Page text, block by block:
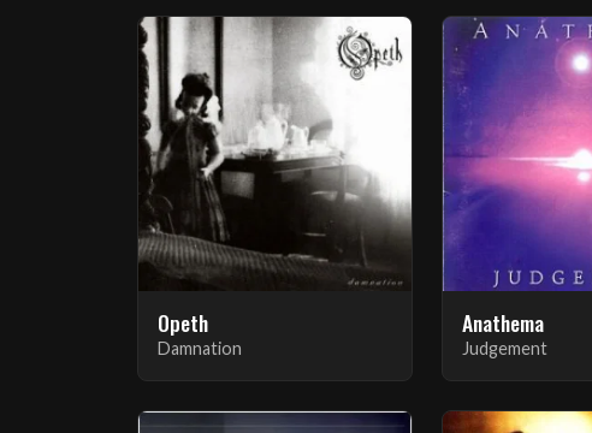
Opeth
Damnation
Anathema
Judgement